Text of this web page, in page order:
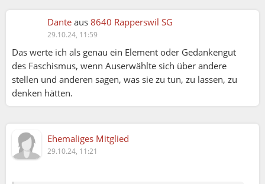
Dante aus 8640 Rapperswil SG
29.10.24, 11:59
Das werte ich als genau ein Element oder Gedankengut
des Faschismus, wenn Auserwählte sich über andere
stellen und anderen sagen, was sie zu tun, zu lassen, zu
denken hätten.
Ehemaliges Mitglied
29.10.24, 11:21
chicc21:
Echt spannend 😮
Wer gibt uns die rote Wahrheitspille? Damit wir
erkennen, das wir in einer Matrix leben 🤔
Für mich ganz ohne irgend eine Pille, glasklar, real,
Ich möchte die Welt und die Werte von vor 2020
zurück, die wir mindestens vordergründig im Westen